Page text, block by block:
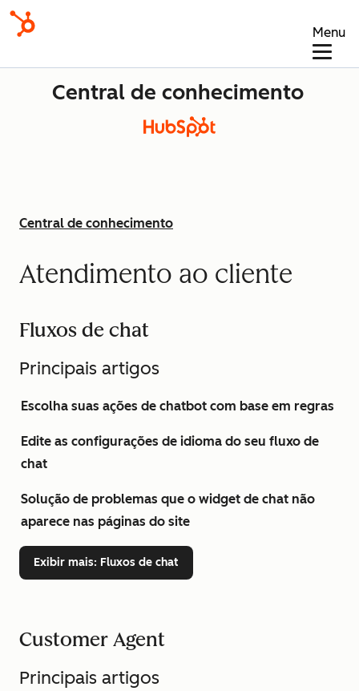
Menu
Central de conhecimento
Central de conhecimento
Atendimento ao cliente
Fluxos de chat
Principais artigos
Escolha suas ações de chatbot com base em regras
Edite as configurações de idioma do seu fluxo de
chat
Solução de problemas que o widget de chat não
aparece nas páginas do site
Exibir mais: Fluxos de chat
Customer Agent
Principais artigos